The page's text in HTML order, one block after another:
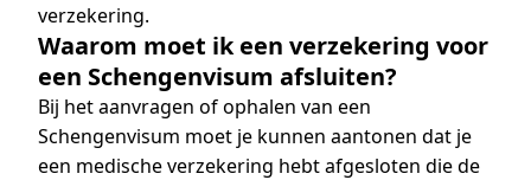
verzekering.
Waarom moet ik een verzekering voor
een Schengenvisum afsluiten?
Bij het aanvragen of ophalen van een
Schengenvisum moet je kunnen aantonen dat je
een medische verzekering hebt afgesloten die de